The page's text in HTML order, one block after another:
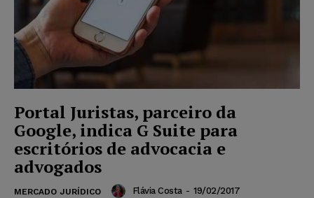
Portal Juristas, parceiro da
Google, indica G Suite para
escritórios de advocacia e
advogados
MERCADO JURÍDICO Flávia Costa - 19/02/2017